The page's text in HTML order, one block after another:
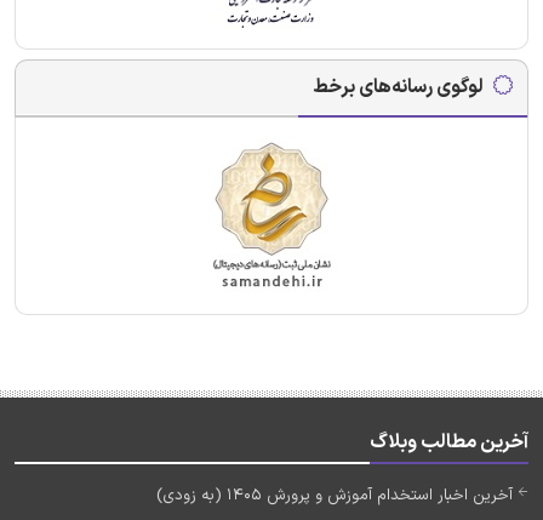
لوگوی رسانه‌های برخط
آخرین مطالب وبلاگ
آخرین اخبار استخدام آموزش و پرورش 1405 (به زودی)